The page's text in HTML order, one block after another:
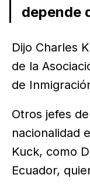
depende
Dijo Charles
de la
de
Otros jefes
nacionalidad
Kuck, como
Ecuador,